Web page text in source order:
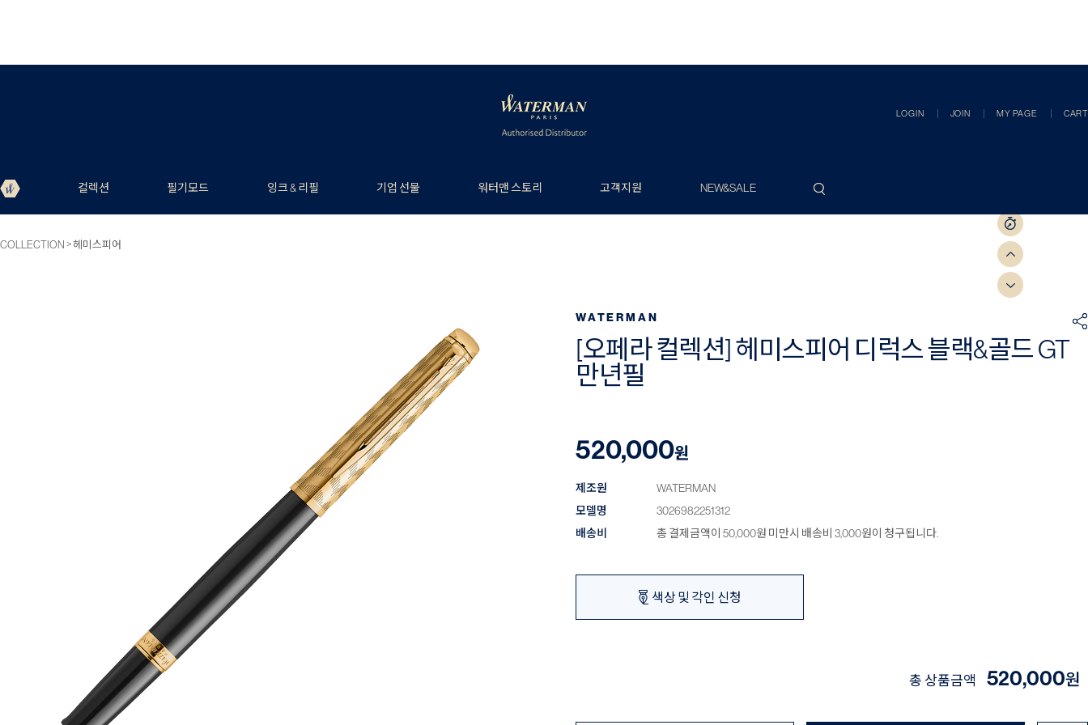
LOGIN JOIN MY PAGE CART
컬렉션 필기모드 잉크 & 리필 기업 선물 워터맨 스토리 고객지원 NEW&SALE
COLLECTION >헤미스피어
WATERMAN
[오페라 컬렉션] 헤미스피어 디럭스 블랙&골드 GT
만년필
520,000원
제조원
WATERMAN
모델명
3026982251312
배송비
총 결제금액이 50,000원 미만시 배송비 3,000원이 청구됩니다.
색상 및 각인 신청
총 상품금액 520,000원